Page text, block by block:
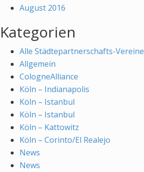
August 2016
Kategorien
Alle Städtepartnerschafts-Vereine
Allgemein
CologneAlliance
Köln – Indianapolis
Köln – Istanbul
Köln – Istanbul
Köln – Kattowitz
Köln – Corinto/El Realejo
News
News